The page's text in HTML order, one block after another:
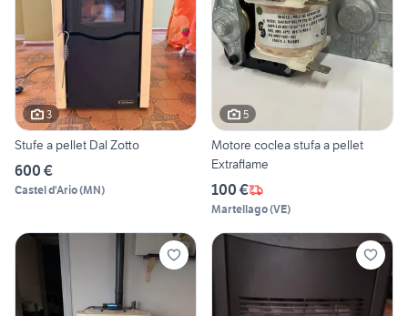
3
Stufe a pellet Dal Zotto
600 €
Castel d'Ario(MN)
5
Motore coclea stufa a pellet
Extraflame
100 €
Martellago(VE)